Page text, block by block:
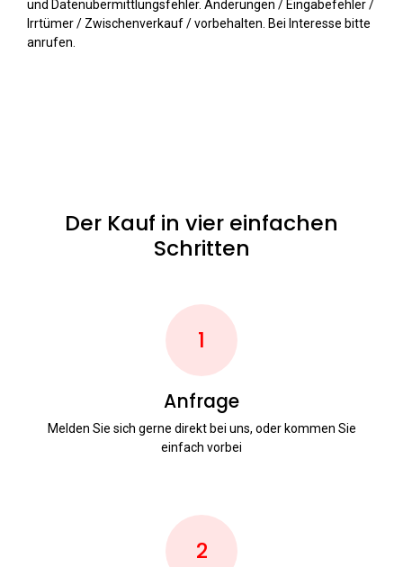
und Datenübermittlungsfehler. Änderungen / Eingabefehler /
Irrtümer / Zwischenverkauf / vorbehalten. Bei Interesse bitte
anrufen.
Der Kauf in vier einfachen
Schritten
1
Anfrage
Melden Sie sich gerne direkt bei uns, oder kommen Sie
einfach vorbei
2